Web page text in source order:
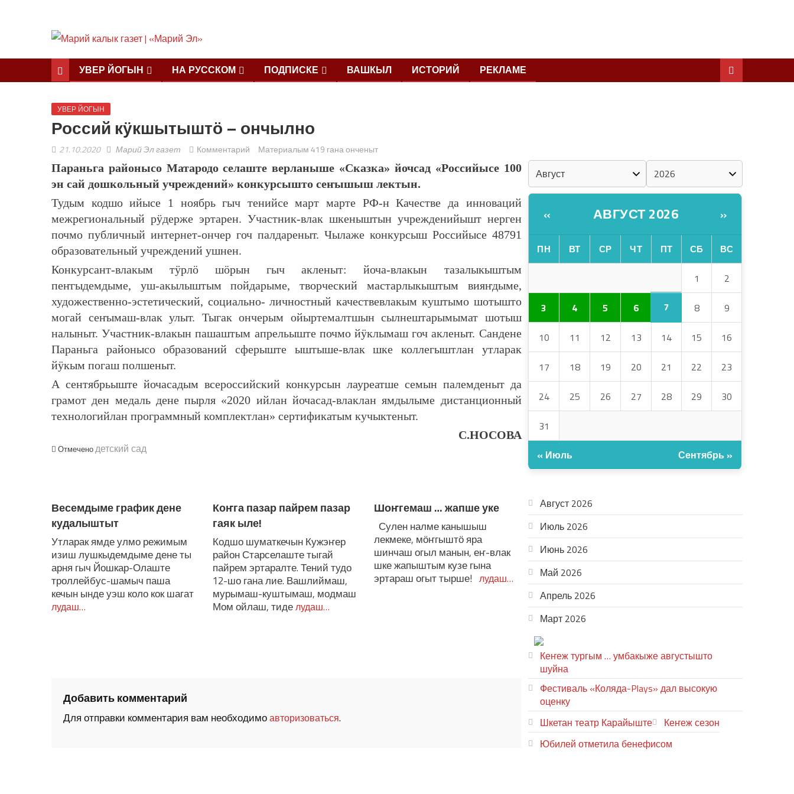
УВЕР ЙОГЫН НА РУССКОМ ПОДПИСКЕ ВАШКЫЛ ИСТОРИЙ РЕКЛАМЕ
УВЕР ЙОГЫН
Россий кӱкшытыштӧ – ончылно
21.10.2020 Марий Эл газет Комментарий Материалым 419 гана онченыт
Параньга районысо Матародо селаште верланыше «Сказка» йочсад «Российысе 100
эн сай дошкольный учреждений» конкурсышто сеҥышыш лектын.
Тудым кодшо ийысе 1 ноябрь гыч тенийсе март марте РФ-н Качестве да инноваций
межрегиональный рӱдерже эртарен. Участник-влак шкеныштын учрежденийышт нерген
почмо публичный интернет-ончер гоч палдареныт. Чылаже конкурсыш Российысе 48791
образовательный учреждений ушнен.
Конкурсант-влакым тӱрлӧ шӧрын гыч акленыт: йоча-влакын тазалыкыштым
пеҥгыдемдыме, уш-акылыштым пойдарыме, творческий мастарлыкыштым вияҥдыме,
художественно-эстетический, социально- личностный качествевлакым куштымо шотышто
могай сеҥымаш-влак улыт. Тыгак ончерым ойыртемалтшын сылнештарымымат шотыш
налыныт. Участник-влакын пашаштым апрельыште почмо йӱклымаш гоч акленыт. Сандене
Параньга районысо образований сферыште ыштыше-влак шке коллегыштлан утларак
йӱкым погаш полшеныт.
А сентябрьыште йочасадым всероссийский конкурсын лауреатше семын палемденыт да
грамот ден медаль дене пырля «2020 ийлан йочасад-влаклан ямдылыме дистанционный
технологийлан программный комплектлан» сертификатым кучыктеныт.
С.НОСОВА
Отмеченодетский сад
Весемдыме график дене
кудалыштыт
Утларак ямде улмо режимым
изиш лушкыдемдыме дене ты
арня гыч Йошкар-Олаште
троллейбус-шамыч паша
кечын ынде уэш коло кок шагат
лудаш…
Коҥга пазар пайрем пазар
гаяк ыле!
Кодшо шуматкечын Кужэҥер
район Старселаште тыгай
пайрем эртаралте. Тений тудо
12-шо гана лие. Вашлиймаш,
мурымаш-куштымаш, модмаш
Мом ойлаш, тиделудаш…
Шоҥгемаш … жапше уке
Сулен налме канышыш
лекмеке, мӧҥгыштӧ яра
шинчаш огыл манын, еҥ-влак
шке жапыштым кузе гына
эртараш огыт тырше! лудаш…
Добавить комментарий
Для отправки комментария вам необходимоавторизоваться.
« АВГУСТ 2026 »
ПН ВТ СР ЧТ ПТ СБ ВС
1 2
3 4 5 6 7 8 9
10 11 12 13 14 15 16
17 18 19 20 21 22 23
24 25 26 27 28 29 30
31
« Июль Сентябрь »
Август 2026
Июль 2026
Июнь 2026
Май 2026
Апрель 2026
Март 2026
Кеҥеж тургым … умбакыже августышто
шуйна
Фестиваль «Коляда-Plays» дал высокую
оценку
Шкетан театр Карайыште
Кеҥеж сезон
Юбилей отметила бенефисом